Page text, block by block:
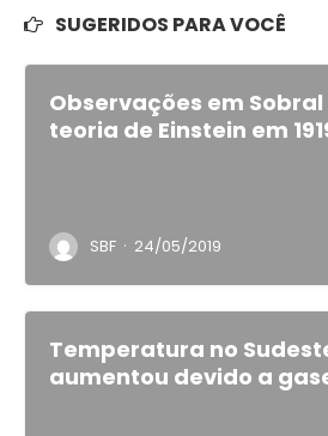
SUGERIDOS PARA VOCÊ
Observações em
teoria de Einstein em
SBF · 24/05/2019
Temperatura no
aumentou devido a